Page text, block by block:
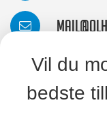
Kontakt
Vil du
bedste